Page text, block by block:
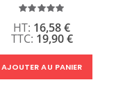
Évaluation:
19,90 €
16,58 €
AJOUTER AU PANIER